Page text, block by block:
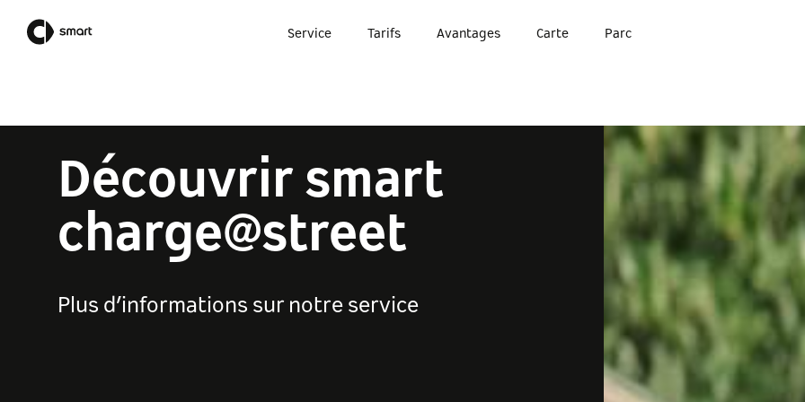
Service Tarifs Avantages Carte Parc
Découvrir smart
charge@street
Plus d’informations sur notre service